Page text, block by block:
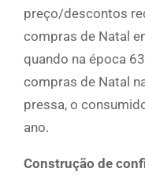
preço/descontos
compras de Natal
quando na época
compras de Natal
pressa, o
ano.
Construção de